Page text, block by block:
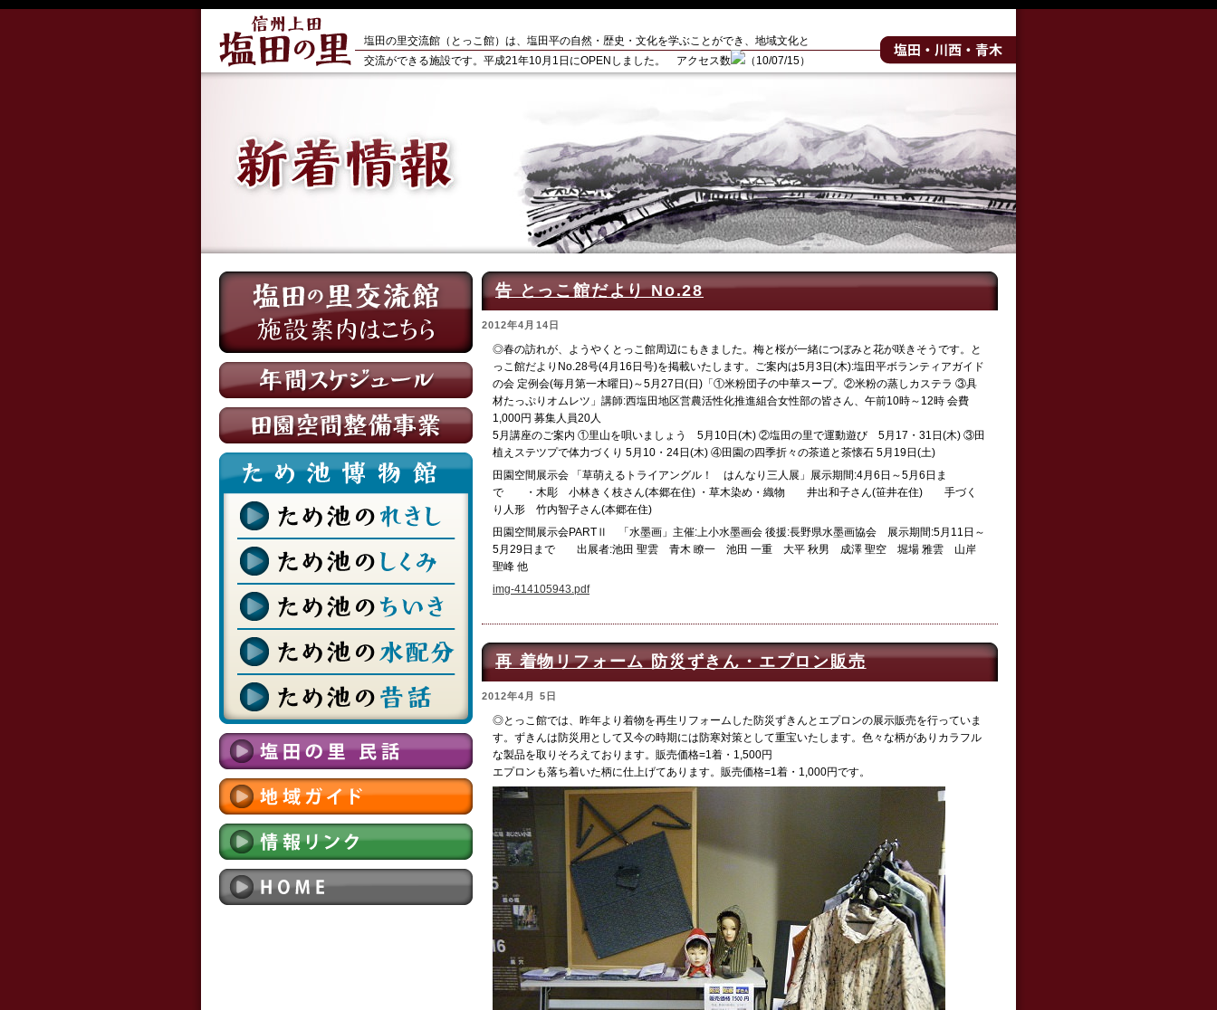
塩田の里交流館（とっこ館）は、塩田平の自然・歴史・文化を学ぶことができ、地域文化と
交流ができる施設です。平成21年10月1日にOPENしました。 アクセス数
（10/07/15）
告 とっこ館だより No.28
2012年4月14日
◎春の訪れが、ようやくとっこ館周辺にもきました。梅と桜が一緒につぼみと花が咲きそうです。と
っこ館だよりNo.28号(4月16日号)を掲載いたします。ご案内は5月3日(木):塩田平ボランティアガイド
の会 定例会(毎月第一木曜日)～5月27日(日)「①米粉団子の中華スープ。②米粉の蒸しカステラ ③具
材たっぷりオムレツ」講師:西塩田地区営農活性化推進組合女性部の皆さん、午前10時～12時 会費
1,000円 募集人員20人
5月講座のご案内 ①里山を唄いましょう 5月10日(木) ②塩田の里で運動遊び 5月17・31日(木) ③田
植えステツプで体力づくり 5月10・24日(木) ④田園の四季折々の茶道と茶懐石 5月19日(土)
田園空間展示会 「草萌えるトライアングル！ はんなり三人展」展示期間:4月6日～5月6日ま
で ・木彫 小林きく枝さん(本郷在住) ・草木染め・織物 井出和子さん(笹井在住) 手づく
り人形 竹内智子さん(本郷在住)
田園空間展示会PARTⅡ 「水墨画」主催:上小水墨画会 後援:長野県水墨画協会 展示期間:5月11日～
5月29日まで 出展者:池田 聖雲 青木 瞭一 池田 一重 大平 秋男 成澤 聖空 堀場 雅雲 山岸
聖峰 他
img-414105943.pdf
再 着物リフォーム 防災ずきん・エプロン販売
2012年4月 5日
◎とっこ館では、昨年より着物を再生リフォームした防災ずきんとエプロンの展示販売を行っていま
す。ずきんは防災用として又今の時期には防寒対策として重宝いたします。色々な柄がありカラフル
な製品を取りそろえております。販売価格=1着・1,500円
エプロンも落ち着いた柄に仕上げてあります。販売価格=1着・1,000円です。